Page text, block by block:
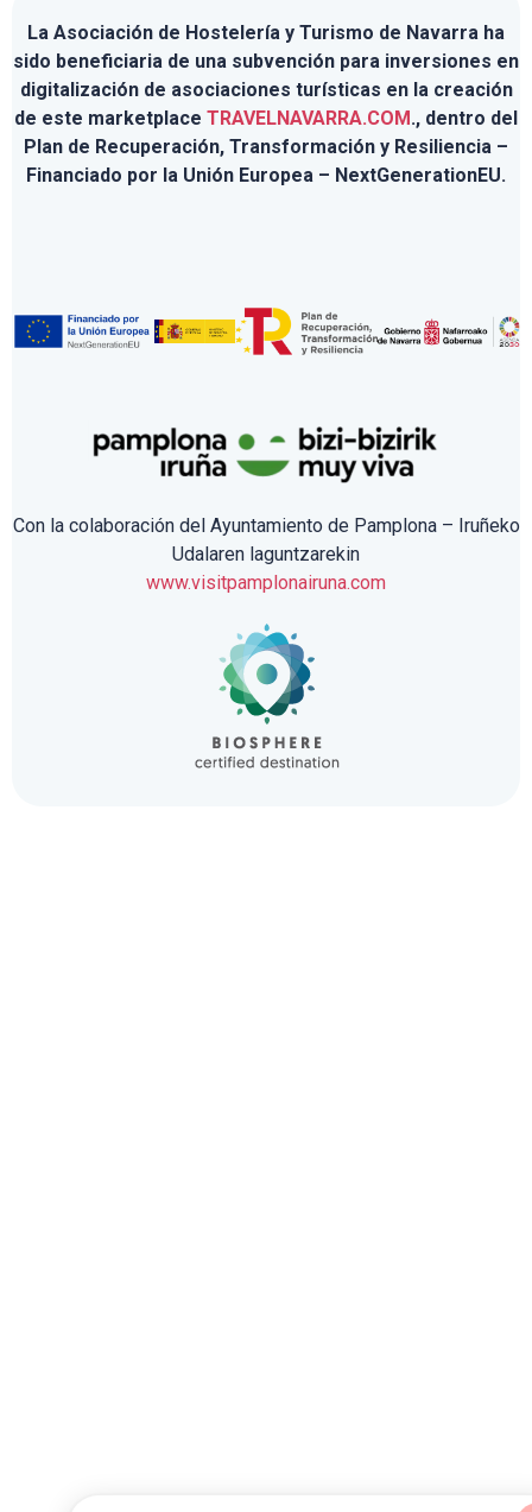
La Asociación de Hostelería y Turismo de Navarra ha
sido beneficiaria de una subvención para inversiones en
digitalización de asociaciones turísticas en la creación
de este marketplace TRAVELNAVARRA.COM., dentro del
Plan de Recuperación, Transformación y Resiliencia –
Financiado por la Unión Europea – NextGenerationEU.
Con la colaboración del Ayuntamiento de Pamplona – Iruñeko
Udalaren laguntzarekin
www.visitpamplonairuna.com